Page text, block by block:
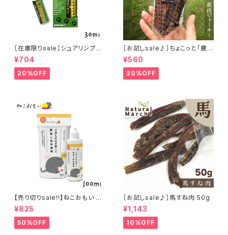
［在庫限りsale］シュアリンプウ
イヤークリーナー 30ml
¥704
20%OFF
［お試しsale♪］ちょこっと「鹿肉
ジャーキー」ジビエ鹿 おやつ
¥560
20%OFF
【売り切りsale!!】ねこおもい 猫
ご飯の吐き戻しに 酵素と食物繊
維 100ml
¥825
50%OFF
［お試しsale♪］馬すね肉 50g
¥1,143
10%OFF